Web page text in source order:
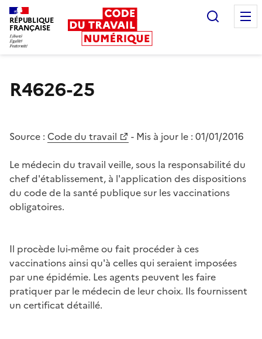
RÉPUBLIQUE
FRANÇAISE
R4626-25
Source : Code du travail - Mis à jour le : 01/01/2016
Le médecin du travail veille, sous la responsabilité du
chef d'établissement, à l'application des dispositions
du code de la santé publique sur les vaccinations
obligatoires.
Il procède lui-même ou fait procéder à ces
vaccinations ainsi qu'à celles qui seraient imposées
par une épidémie. Les agents peuvent les faire
pratiquer par le médecin de leur choix. Ils fournissent
un certificat détaillé.